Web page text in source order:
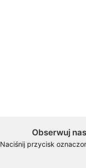
Obserwuj
Naciśnij przycisk